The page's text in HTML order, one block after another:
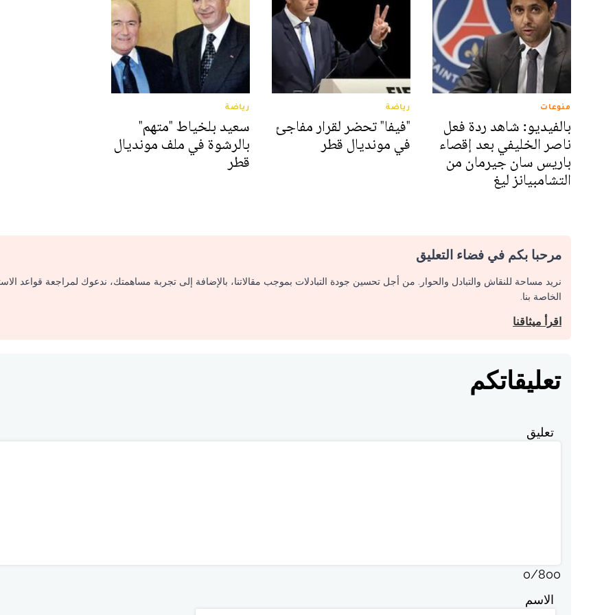
منوعات
بالفيديو: شاهد ردة فعل
ناصر الخليفي بعد إقصاء
باريس سان جيرمان من
التشامبيانز ليغ
رياضة
"فيفا" تحضر لقرار مفاجئ
في مونديال قطر
رياضة
سعيد بلخياط "متهم"
بالرشوة في ملف مونديال
قطر
مرحبا بكم في فضاء التعليق
نريد مساحة للنقاش والتبادل والحوار. من أجل تحسين جودة التبادلات بموجب مقالاتنا، بالإضافة إلى تجربة مساهمتك، ندعوك لمراجعة قواعد
الخاصة بنا.
اقرأ ميثاقنا
تعليقاتكم
تعليق
0/800
الاسم